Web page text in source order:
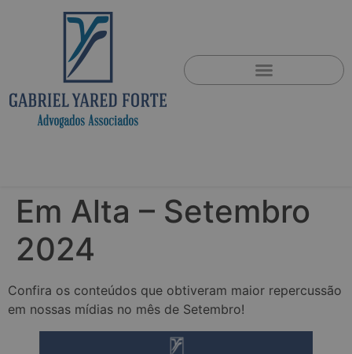
Em Alta – Setembro
2024
Confira os conteúdos que obtiveram maior repercussão
em nossas mídias no mês de Setembro!